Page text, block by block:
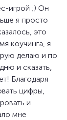
игрой ;) Он
я просто
это
коучинга, я
делаю и по
и сказать,
Благодаря
цифры,
и
мне